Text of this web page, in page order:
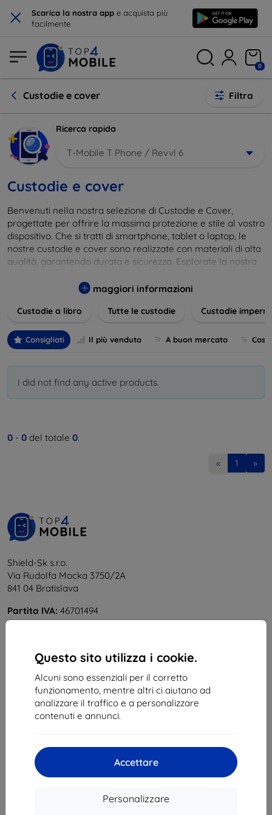
× Scarica la nostra app e acquista più
facilmente
Questo sito utilizza i cookie.
Alcuni sono essenziali per il corretto
funzionamento, mentre altri ci aiutano ad
analizzare il traffico e a personalizzare
contenuti e annunci.
Accettare
Personalizzare
0
Custodie e cover Filtra
Ricerca rapida
T-Mobile T Phone / Revvl 6
Custodie e cover
Benvenuti nella nostra selezione di Custodie e Cover,
progettate per offrire la massima protezione e stile al vostro
dispositivo. Che si tratti di smartphone, tablet o laptop, le
nostre custodie e cover sono realizzate con materiali di alta
qualità, garantendo durata e sicurezza. Esplorate la nostra
esigenza e gusto. Proteggete il vostro dispositivo con le
maggiori informazioni
Custodie a libro Tutte le custodie Custodie
Consigliati Il più venduto A buon mercato
I did not find any active products.
0 - 0 del totale 0.
« 1 »
Shield-Sk s.r.o.
Via Rudolfa Mocka 3750/2A
841 04 Bratislava
Partita IVA: 46701494
P. IVA:SK2023549671
Contatto
info@top4mobile.eu
Scrivici
8:00 – 16:00
Sabato e domenica: